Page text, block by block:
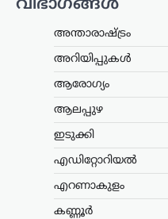
വിഭാഗങ്ങൾ
അന്താരാഷ്ട്രം
അറിയിപ്പുകൾ
ആരോഗ്യം
ആലപ്പുഴ
ഇടുക്കി
എഡിറ്റോറിയൽ
എറണാകുളം
കണ്ണൂർ